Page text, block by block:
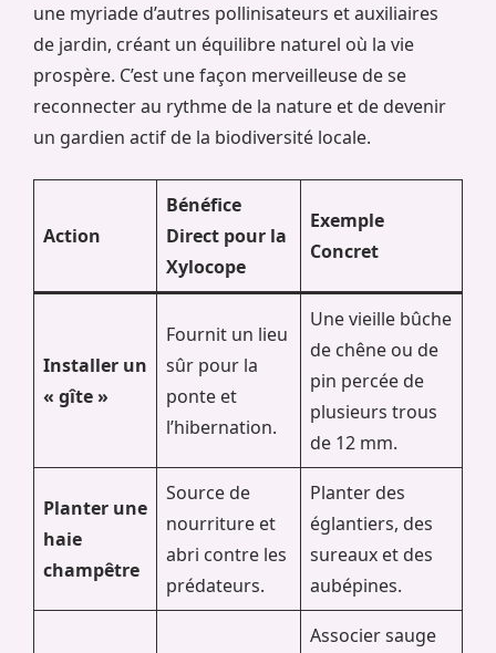
une myriade d’autres pollinisateurs et auxiliaires
de jardin, créant un équilibre naturel où la vie
prospère. C’est une façon merveilleuse de se
reconnecter au rythme de la nature et de devenir
un gardien actif de la biodiversité locale.
Action
Bénéfice
Direct pour la
Xylocope
Exemple
Concret
Installer un
« gîte »
Fournit un lieu
sûr pour la
ponte et
l’hibernation.
Une vieille bûche
de chêne ou de
pin percée de
plusieurs trous
de 12 mm.
Planter une
haie
champêtre
Source de
nourriture et
abri contre les
prédateurs.
Planter des
églantiers, des
sureaux et des
aubépines.
Associer sauge